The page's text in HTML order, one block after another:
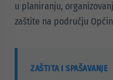
u planiranju,
zaštite na području
ZAŠTITA I SPAŠAVANJE